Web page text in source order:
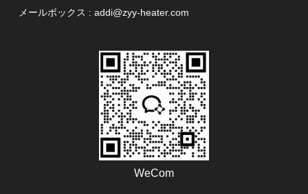
メールボックス : addi@zyy-heater.com
WeCom